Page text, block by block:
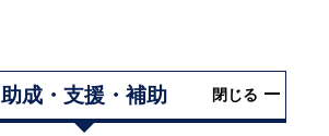
助成・支援・補助 閉じる